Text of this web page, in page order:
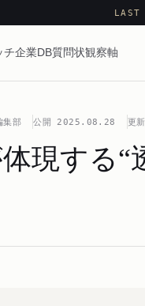
チ企業DB質問状観察軸
集部 公開 2025.08.28 更
体現する